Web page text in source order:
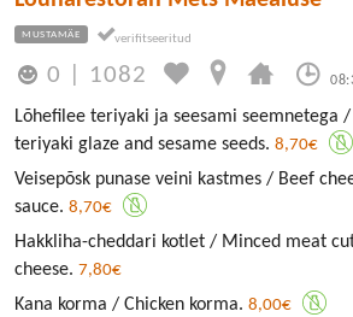
MUSTAMÄE
0 1082
Lõhefilee teriyaki ja seesami seemnetega
teriyaki glaze and sesame seeds. 8,70€
Veisepõsk punase veini kastmes / Beef
sauce. 8,70€
Hakkliha-cheddari kotlet / Minced meat
cheese. 7,80€
Kana korma / Chicken korma. 8,00€